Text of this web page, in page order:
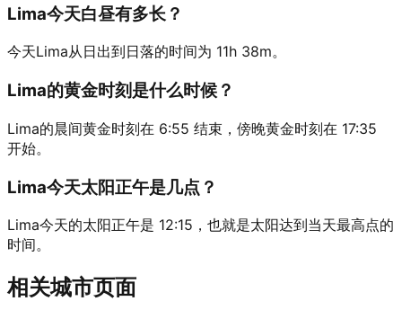
Lima今天白昼有多长？
今天Lima从日出到日落的时间为 11h 38m。
Lima的黄金时刻是什么时候？
Lima的晨间黄金时刻在 6:55 结束，傍晚黄金时刻在 17:35
开始。
Lima今天太阳正午是几点？
Lima今天的太阳正午是 12:15，也就是太阳达到当天最高点的
时间。
相关城市页面